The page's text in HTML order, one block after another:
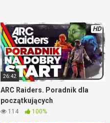
HD
26:42
ARC Raiders. Poradnik dla
początkujących
114 100%